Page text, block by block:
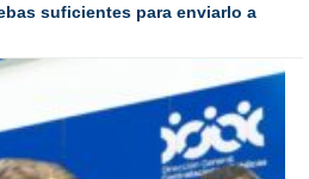
suficientes para enviarlo a